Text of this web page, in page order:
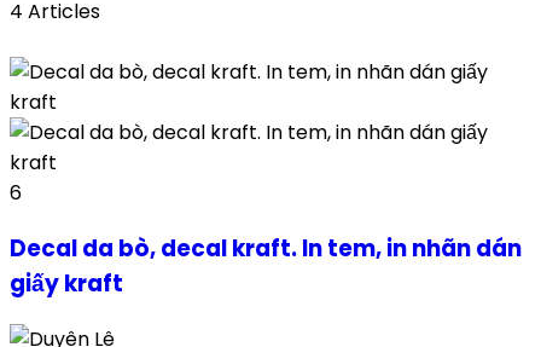
4 Articles
6
Decal da bò, decal kraft. In tem, in nhãn dán
giấy kraft